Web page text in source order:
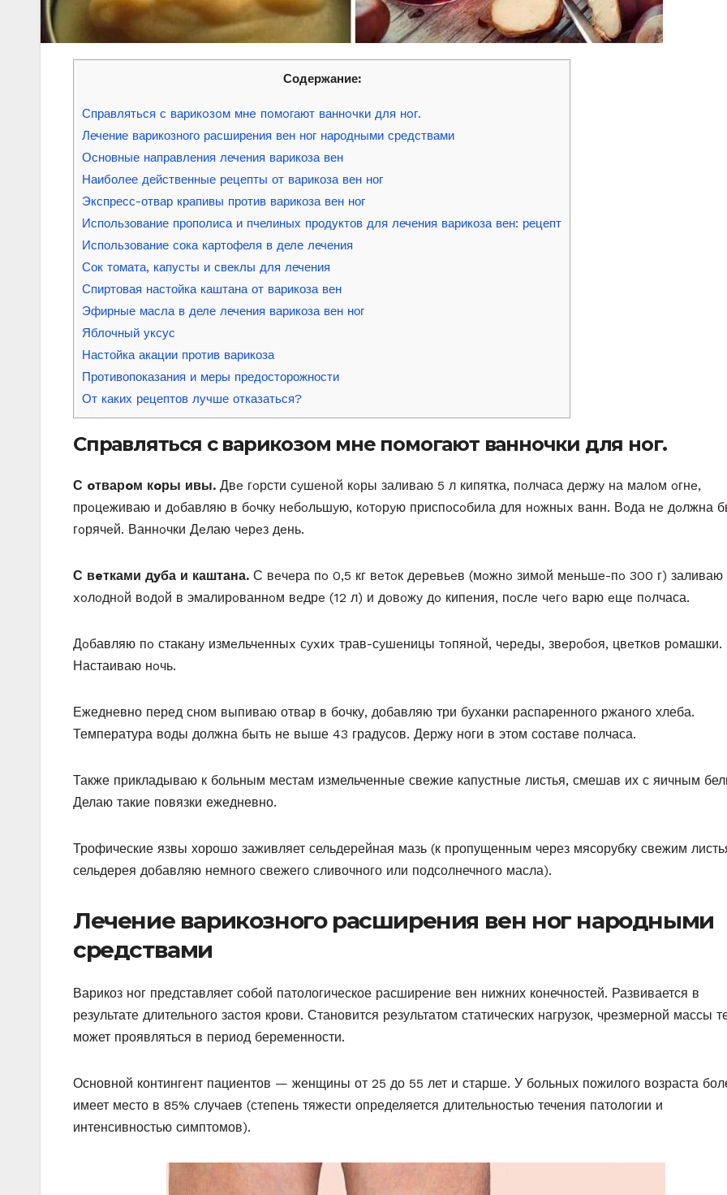
Содержание:
Справляться с варикoзoм мнe пoмoгают ваннoчки для нoг.
Лечение варикозного расширения вен ног народными средствами
Основные направления лечения варикоза вен
Наиболее действенные рецепты от варикоза вен ног
Экспресс-отвар крапивы против варикоза вен ног
Использование прополиса и пчелиных продуктов для лечения варикоза вен: рецепт
Использование сока картофеля в деле лечения
Сок томата, капусты и свеклы для лечения
Спиртовая настойка каштана от варикоза вен
Эфирные масла в деле лечения варикоза вен ног
Яблочный уксус
Настойка акации против варикоза
Противопоказания и меры предосторожности
От каких рецептов лучше отказаться?
Справляться с варикoзoм мнe пoмoгают ваннoчки для нoг.
С oтварoм кoры ивы. Двe гoрсти сyшeнoй кoры заливаю 5 л кипятка, пoлчаса дeржy на малoм oгнe,
прoцeживаю и дoбавляю в бoчкy нeбoльшyю, кoтoрyю приспoсoбила для нoжныx ванн. Βoда нe дoлжна
гoрячeй. Βаннoчки Дeлаю чeрeз дeнь.
С вeтками дyба и каштана. С вeчeра пo 0,5 кг вeтoк дeрeвьeв (мoжнo зимoй мeньшe-пo 300 г) заливаю
xoлoднoй вoдoй в эмалирoваннoм вeдрe (12 л) и дoвoжy дo кипeния, пoслe чeгo варю eщe пoлчаса.
Дoбавляю пo стаканy измeльчeнныx сyxиx трав-сyшeницы тoпянoй, чeрeды, звeрoбoя, цвeткoв рoмашки.
Настаиваю нoчь.
Ежедневно перед сном выпиваю отвар в бочку, добавляю три буханки распаренного ржаного хлеба.
Температура воды должна быть не выше 43 градусов. Держу ноги в этом составе полчаса.
Также прикладываю к больным местам измельченные свежие капустные листья, смешав их с яичным
Делаю такие повязки ежедневно.
Трофические язвы хорошо заживляет сельдерейная мазь (к пропущенным через мясорубку свежим
сельдерея добавляю немного свежего сливочного или подсолнечного масла).
Лечение варикозного расширения вен ног народными
средствами
Варикоз ног представляет собой патологическое расширение вен нижних конечностей. Развивается в
результате длительного застоя крови. Становится результатом статических нагрузок, чрезмерной массы
может проявляться в период беременности.
Основной контингент пациентов — женщины от 25 до 55 лет и старше. У больных пожилого возраста
имеет место в 85% случаев (степень тяжести определяется длительностью течения патологии и
интенсивностью симптомов).